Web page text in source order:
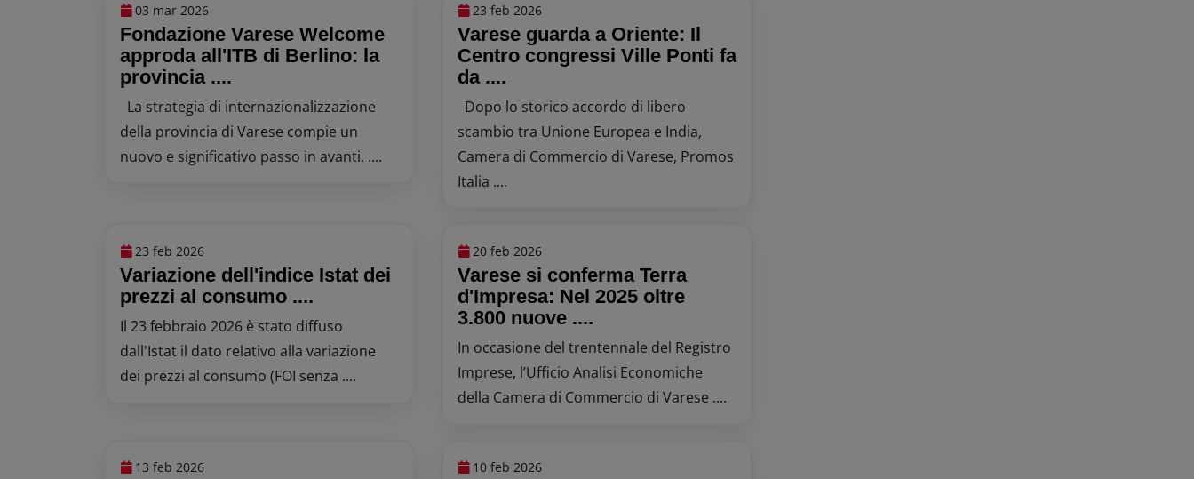
03 mar 2026
Fondazione Varese Welcome
approda all'ITB di Berlino: la
provincia ....
La strategia di internazionalizzazione
della provincia di Varese compie un
nuovo e significativo passo in avanti. ....
23 feb 2026
Varese guarda a Oriente: Il
Centro congressi Ville Ponti fa
da ....
Dopo lo storico accordo di libero
scambio tra Unione Europea e India,
Camera di Commercio di Varese, Promos
Italia ....
23 feb 2026
Variazione dell'indice Istat dei
prezzi al consumo ....
Il 23 febbraio 2026 è stato diffuso
dall'Istat il dato relativo alla variazione
dei prezzi al consumo (FOI senza ....
20 feb 2026
Varese si conferma Terra
d'Impresa: Nel 2025 oltre
3.800 nuove ....
In occasione del trentennale del Registro
Imprese, l’Ufficio Analisi Economiche
della Camera di Commercio di Varese ....
13 feb 2026 10 feb 2026